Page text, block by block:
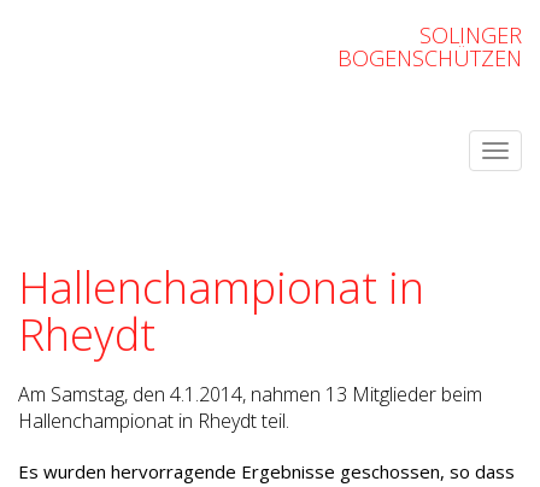
SOLINGER
BOGENSCHÜTZEN
Hallenchampionat in
Rheydt
Am Samstag, den 4.1.2014, nahmen 13 Mitglieder beim
Hallenchampionat in Rheydt teil.
Es wurden hervorragende Ergebnisse geschossen, so dass